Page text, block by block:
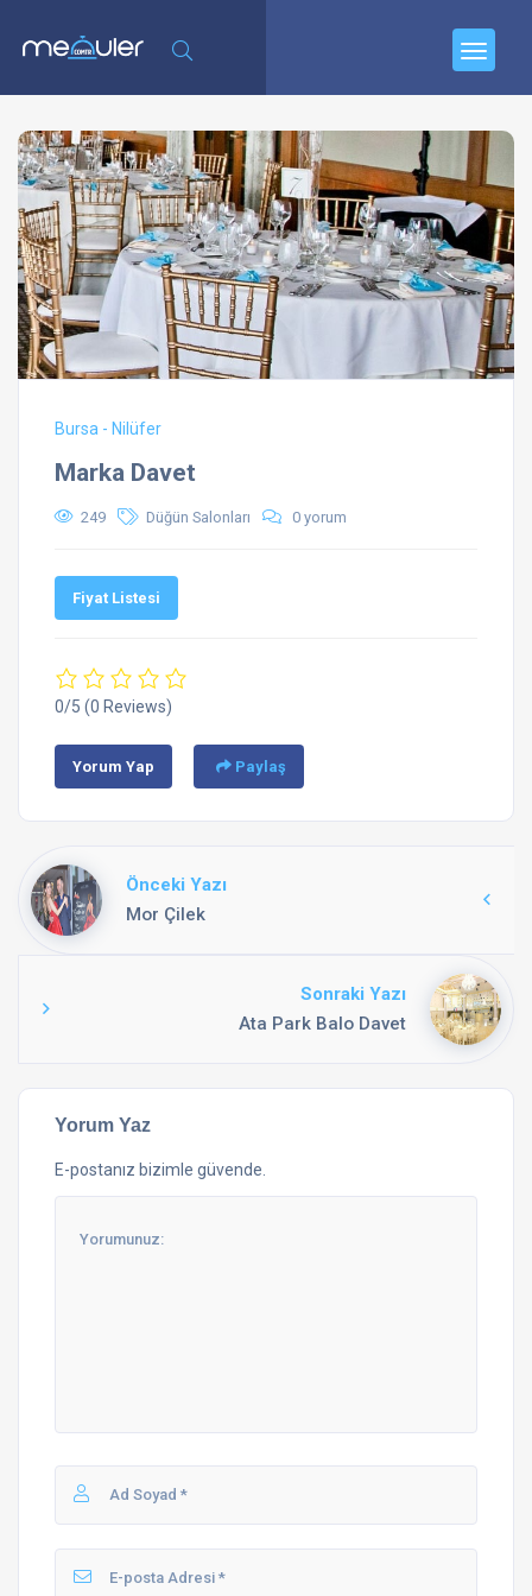
Bursa - Nilüfer
Marka Davet
249 Düğün Salonları 0 yorum
Fiyat Listesi
0/5 (0 Reviews)
Yorum Yap Paylaş
Önceki Yazı
Mor Çilek
Sonraki Yazı
Ata Park Balo Davet
Yorum Yaz
E-postanız bizimle güvende.